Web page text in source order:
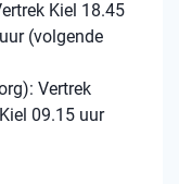
Kiel 18.45
(volgende
Vertrek
09.15 uur